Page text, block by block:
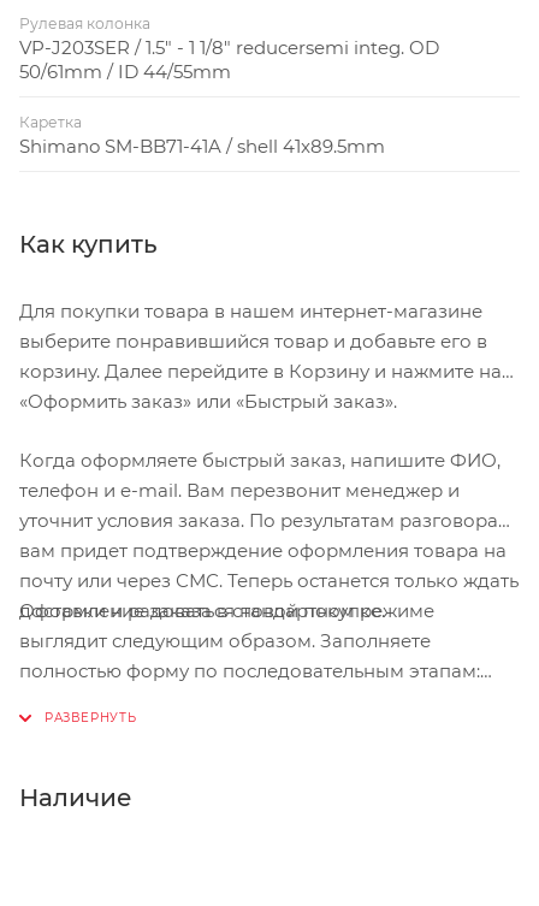
Рулевая колонка
VP-J203SER / 1.5" - 1 1/8" reducersemi integ. OD
50/61mm / ID 44/55mm
Каретка
Shimano SM-BB71-41A / shell 41x89.5mm
Как купить
Для покупки товара в нашем интернет-магазине
выберите понравившийся товар и добавьте его в
корзину. Далее перейдите в Корзину и нажмите на
«Оформить заказ» или «Быстрый заказ».
Когда оформляете быстрый заказ, напишите ФИО,
телефон и e-mail. Вам перезвонит менеджер и
уточнит условия заказа. По результатам разговора
вам придет подтверждение оформления товара на
почту или через СМС. Теперь останется только ждать
доставки и радоваться новой покупке.
Оформление заказа в стандартном режиме
выглядит следующим образом. Заполняете
полностью форму по последовательным этапам:
Нажмите кнопку «Оформить заказ».
Наличие